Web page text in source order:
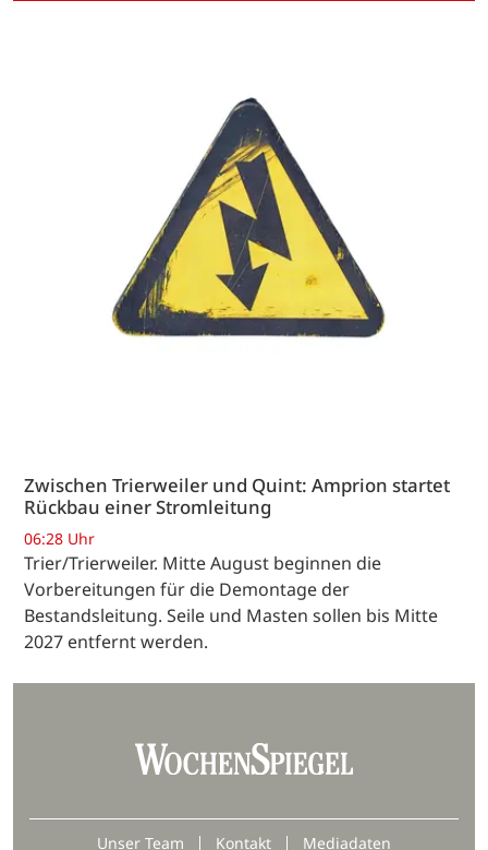
Zwischen Trierweiler und Quint: Amprion startet
Rückbau einer Stromleitung
06:28 Uhr
Trier/Trierweiler. Mitte August beginnen die
Vorbereitungen für die Demontage der
Bestandsleitung. Seile und Masten sollen bis Mitte
2027 entfernt werden.
Unser Team Kontakt Mediadaten